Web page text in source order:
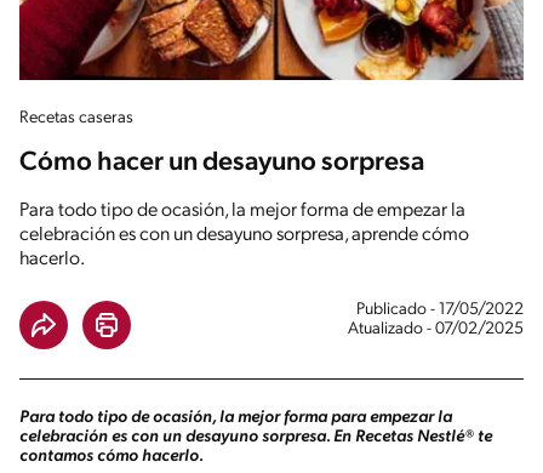
Recetas caseras
Cómo hacer un desayuno sorpresa
Para todo tipo de ocasión, la mejor forma de empezar la
celebración es con un desayuno sorpresa, aprende cómo
hacerlo.
Publicado - 17/05/2022
Atualizado - 07/02/2025
Para todo tipo de ocasión, la mejor forma para empezar la
celebración es con un desayuno sorpresa. En Recetas Nestlé® te
contamos cómo hacerlo.